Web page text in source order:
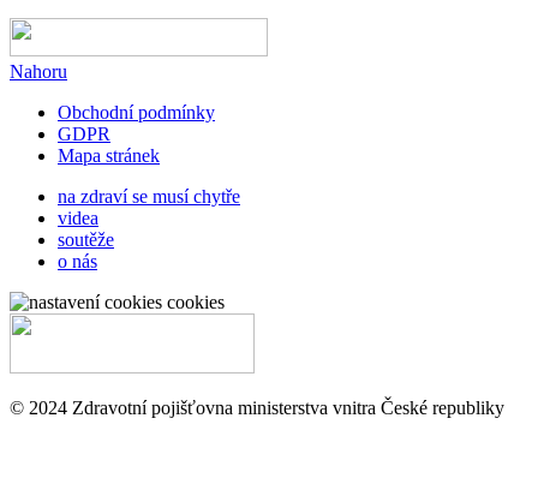
Nahoru
Obchodní podmínky
GDPR
Mapa stránek
na zdraví se musí chytře
videa
soutěže
o nás
cookies
© 2024 Zdravotní pojišťovna ministerstva vnitra České republiky